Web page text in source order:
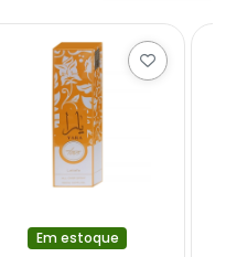
Em estoque